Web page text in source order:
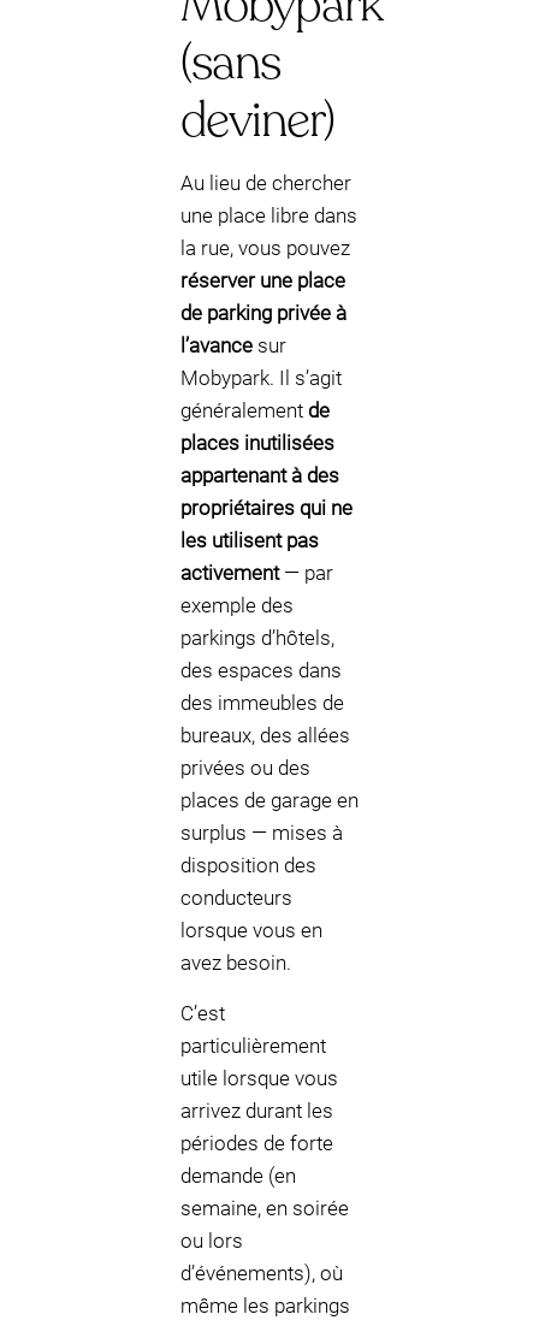
(sans
deviner)
Au lieu de chercher
une place libre dans
la rue, vous pouvez
réserver une place
de parking privée à
l’avance sur
Mobypark. Il s’agit
généralement de
places inutilisées
appartenant à des
propriétaires qui ne
les utilisent pas
activement— par
exemple des
parkings d’hôtels,
des espaces dans
des immeubles de
bureaux, des allées
privées ou des
places de garage en
surplus — mises à
disposition des
conducteurs
lorsque vous en
avez besoin.
C’est
particulièrement
utile lorsque vous
arrivez durant les
périodes de forte
demande (en
semaine, en soirée
ou lors
d’événements), où
même les parkings